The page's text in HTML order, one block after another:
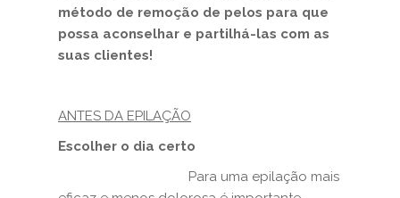
método de remoção de pelos para que
possa aconselhar e partilhá-las com as
suas clientes!
ANTES DA EPILAÇÃO
Escolher o dia certo
Para uma epilação mais